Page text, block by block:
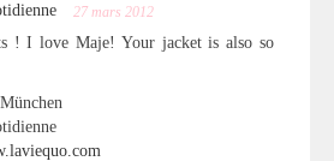
27 mars 2012
! I love Maje! Your jacket is also so